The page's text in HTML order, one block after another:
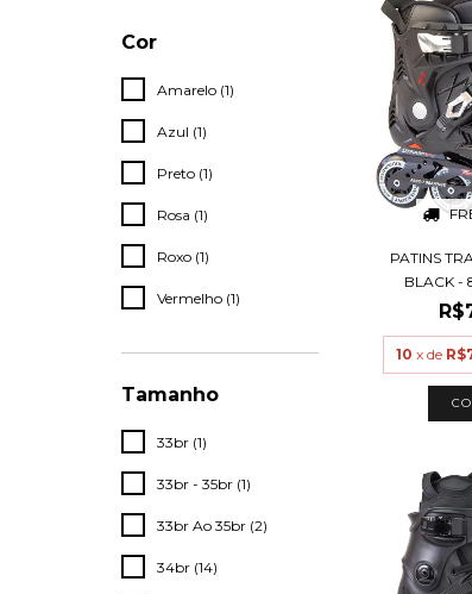
Cor
Amarelo (1)
Azul (1)
Preto (1)
Rosa (1)
Roxo (1)
Vermelho (1)
Tamanho
33br (1)
33br - 35br (1)
33br Ao 35br (2)
34br (14)
PATINS
BLACK -
10 x de